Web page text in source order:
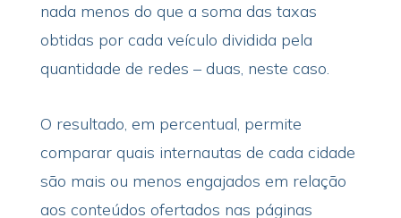
nada menos do que a soma das taxas
obtidas por cada veículo dividida pela
quantidade de redes – duas, neste caso.
O resultado, em percentual, permite
comparar quais internautas de cada cidade
são mais ou menos engajados em relação
aos conteúdos ofertados nas páginas